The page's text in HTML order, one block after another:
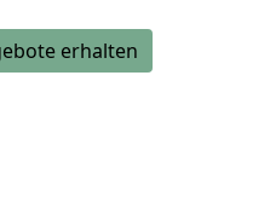
erhalten